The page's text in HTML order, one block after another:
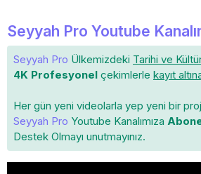
Seyyah Pro Youtube
Seyyah Pro Ülkemizdeki Tarihi ve
4K Profesyonel çekimlerle kayıt
Her gün yeni videolarla yep yeni bir
Seyyah Pro Youtube Kanalımıza
Destek Olmayı unutmayınız.